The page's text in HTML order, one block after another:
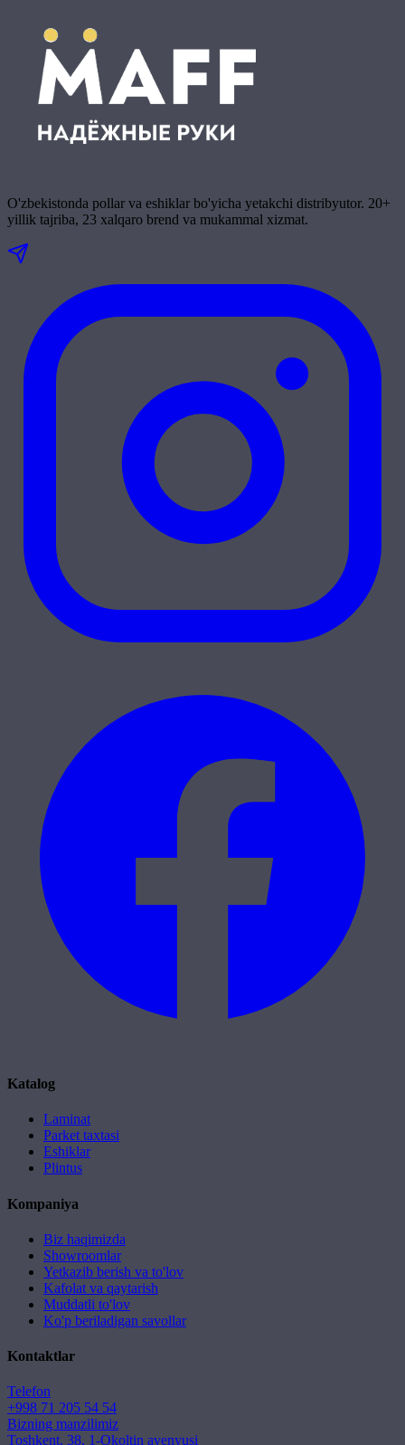
O'zbekistonda pollar va eshiklar bo'yicha yetakchi distribyutor. 20+
yillik tajriba, 23 xalqaro brend va mukammal xizmat.
Katalog
Laminat
Parket taxtasi
Eshiklar
Plintus
Kompaniya
Biz haqimizda
Showroomlar
Yetkazib berish va to'lov
Kafolat va qaytarish
Muddatli to'lov
Ko'p beriladigan savollar
Kontaktlar
Telefon
+998 71 205 54 54
Bizning manzilimiz
Toshkent, 38, 1-Okoltin avenyusi